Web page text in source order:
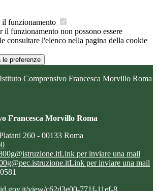
il funzionamento
il funzionamento non possono essere
consultare l'elenco nella pagina della cookie
le preferenze
Istituto Comprensivo Francesca Morvillo Roma
Francesca Morvillo Roma
260 - 00133 Roma
Link per inviare una mail
Link per inviare una mail
view/c62d3e00-771f-11ef-8